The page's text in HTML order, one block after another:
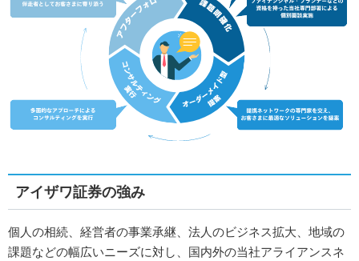
アイザワ証券の強み
個人の相続、経営者の事業承継、法人のビジネス拡大、地域の
課題などの幅広いニーズに対し、国内外の当社アライアンスネ